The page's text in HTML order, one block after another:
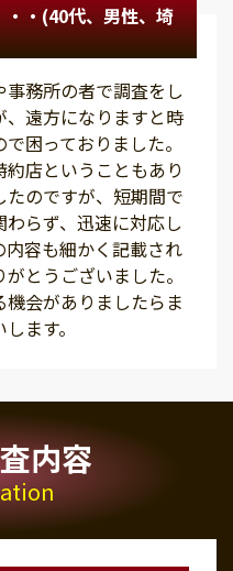
・(40代、男性、埼
務所の者で調査をし
、遠方になりますと時
困っておりました。
店ということもあり
のですが、短期間で
らず、迅速に対応し
内容も細かく記載され
とうございました。
会がありましたらま
ます。
内容